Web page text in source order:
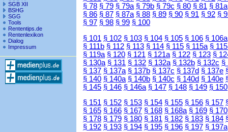
SGB XII
BSHG
SGG
Tools
Rententips.de
Rentenlexikon
Dialog
Impressum
§ 78 § 79 § 79a § 79b § 79c § 80 § 81 § 81a
§ 86 § 87 § 87a § 88 § 89 § 90 § 91 § 92 §
§ 97 § 98 § 99 § 100
§ 101 § 102 § 103 § 104 § 105 § 106 § 106a
§ 111b § 112 § 113 § 114 § 115 § 115a §
§ 119a § 120 § 121 § 121a § 122 § 123 §
§ 130a § 131 § 132 § 132a § 132b § 132c §
§ 137 § 137a § 137b § 137c § 137d § 137e
§ 140 § 140a § 140b § 140c § 140d § 140e
§ 145 § 146 § 146a § 147 § 148 § 149 § 150
§ 151 § 152 § 153 § 154 § 155 § 156 § 157
§ 165 § 166 § 167 § 168 § 168a § 169 § 170
§ 178 § 179 § 180 § 181 § 182 § 183 § 184
§ 192 § 193 § 194 § 195 § 196 § 197 § 197a